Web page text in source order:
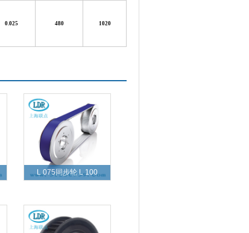
0.025 480 1020
L 075同步轮 L 100